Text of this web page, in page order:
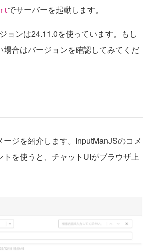
でサーバーを起動します。
ョンは24.11.0を使っています。もし
場合はバージョンを確認してみてくだ
ジを紹介します。InputManJSのコメ
トを使うと、チャットUIがブラウザ上